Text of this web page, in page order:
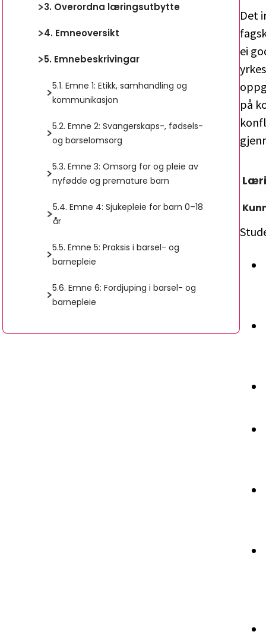
3. Overordna læringsutbytte
4. Emneoversikt
5. Emnebeskrivingar
5.1. Emne 1: Etikk, samhandling og
kommunikasjon
5.2. Emne 2: Svangerskaps-, fødsels-
og barselomsorg
5.3. Emne 3: Omsorg for og pleie av
nyfødde og premature barn
5.4. Emne 4: Sjukepleie for barn 0–18
år
5.5.Emne 5: Praksis i barsel- og
barnepleie
5.6. Emne 6: Fordjuping i barsel- og
barnepleie
Det
ei
på